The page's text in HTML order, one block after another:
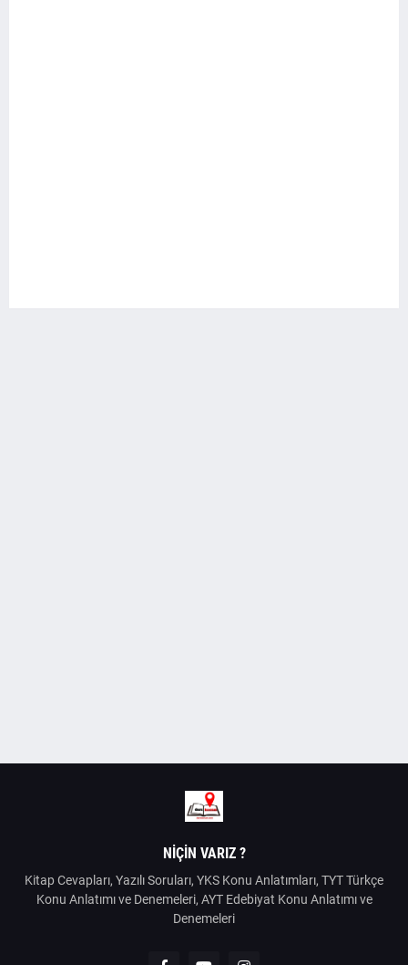
NIÇIN VARIZ ?
Kitap Cevapları, Yazılı Soruları, YKS Konu Anlatımları, TYT Türkçe
Konu Anlatımı ve Denemeleri, AYT Edebiyat Konu Anlatımı ve
Denemeleri